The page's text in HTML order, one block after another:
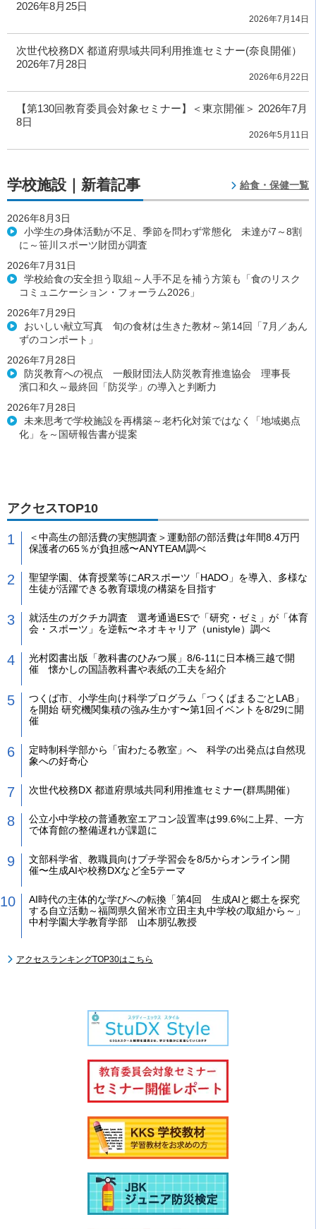
2026年8月25日
2026年7月14日
次世代校務DX 都道府県域共同利用推進セミナー(奈良開催）
2026年7月28日
2026年6月22日
【第130回教育委員会対象セミナー】＜東京開催＞ 2026年7月
8日
2026年5月11日
学校施設｜新着記事 給食・保健一覧
2026年8月3日
小学生の身体活動が不足、季節を問わず常態化 未達が7～8割
に～笹川スポーツ財団が調査
2026年7月31日
学校給食の安全担う取組～人手不足を補う方策も「食のリスク
コミュニケーション・フォーラム2026」
2026年7月29日
おいしい献立写真 旬の食材は生きた教材～第14回「7月／あん
ずのコンポート」
2026年7月28日
防災教育への視点 一般財団法人防災教育推進協会 理事長
濱口和久～最終回「防災学」の導入と判断力
2026年7月28日
未来思考で学校施設を再構築～老朽化対策ではなく「地域拠点
化」を～国研報告書が提案
アクセスTOP10
＜中高生の部活費の実態調査＞運動部の部活費は年間8.4万円
保護者の65％が負担感〜ANYTEAM調べ
聖望学園、体育授業等にARスポーツ「HADO」を導入、多様な
生徒が活躍できる教育環境の構築を目指す
就活生のガクチカ調査 選考通過ESで「研究・ゼミ」が「体育
会・スポーツ」を逆転〜ネオキャリア（unistyle）調べ
光村図書出版「教科書のひみつ展」8/6-11に日本橋三越で開
催 懐かしの国語教科書や表紙の工夫を紹介
つくば市、小学生向け科学プログラム「つくばまるごとLAB」
を開始 研究機関集積の強み生かす〜第1回イベントを8/29に開
催
定時制科学部から「宙わたる教室」へ 科学の出発点は自然現
象への好奇心
次世代校務DX 都道府県域共同利用推進セミナー(群馬開催）
公立小中学校の普通教室エアコン設置率は99.6%に上昇、一方
で体育館の整備遅れが課題に
文部科学省、教職員向けプチ学習会を8/5からオンライン開
催〜生成AIや校務DXなど全5テーマ
AI時代の主体的な学びへの転換「第4回 生成AIと郷土を探究
する自立活動～福岡県久留米市立田主丸中学校の取組から～」
中村学園大学教育学部 山本朋弘教授
アクセスランキングTOP30はこちら